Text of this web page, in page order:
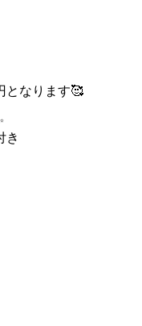
となります🥰
き